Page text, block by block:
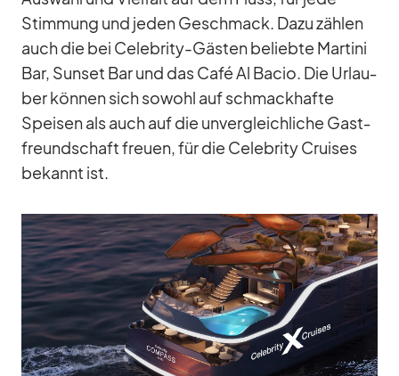
Stim­mung und je­den Ge­schmack. Dazu zäh­len
auch die bei Ce­le­brity-Gäs­ten be­liebte Mar­tini
Bar, Sun­set Bar und das Café Al Ba­cio. Die Ur­lau­
ber kön­nen sich so­wohl auf schmack­hafte
Spei­sen als auch auf die un­ver­gleich­li­che Gast­
freund­schaft freuen, für die Ce­le­brity Crui­ses
be­kannt ist.